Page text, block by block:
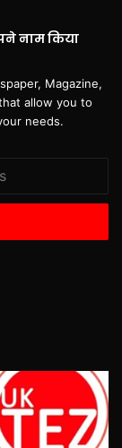
नाम किया
Magazine,
allow you to
needs.